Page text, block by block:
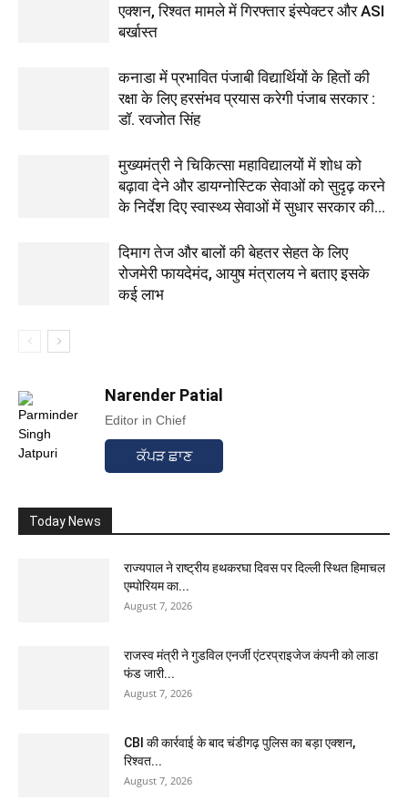
एक्शन, रिश्वत मामले में गिरफ्तार इंस्पेक्टर और ASI
बर्खास्त
कनाडा में प्रभावित पंजाबी विद्यार्थियों के हितों की
रक्षा के लिए हरसंभव प्रयास करेगी पंजाब सरकार :
डॉ. रवजोत सिंह
मुख्यमंत्री ने चिकित्सा महाविद्यालयों में शोध को
बढ़ावा देने और डायग्नोस्टिक सेवाओं को सुदृढ़ करने
के निर्देश दिए स्वास्थ्य सेवाओं में सुधार सरकार की...
दिमाग तेज और बालों की बेहतर सेहत के लिए
रोजमेरी फायदेमंद, आयुष मंत्रालय ने बताए इसके
कई लाभ
Narender Patial
Editor in Chief
ਕੱਪੜ ਛਾਣ
Today News
राज्यपाल ने राष्ट्रीय हथकरघा दिवस पर दिल्ली स्थित हिमाचल
एम्पोरियम का...
August 7, 2026
राजस्व मंत्री ने गुडविल एनर्जी एंटरप्राइजेज कंपनी को लाडा
फंड जारी...
August 7, 2026
CBI की कार्रवाई के बाद चंडीगढ़ पुलिस का बड़ा एक्शन,
रिश्वत...
August 7, 2026